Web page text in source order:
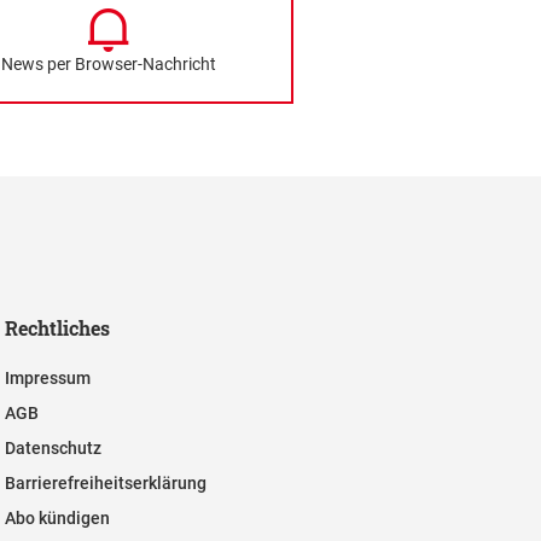
News per Browser-Nachricht
Rechtliches
Impressum
AGB
Datenschutz
Barrierefreiheitserklärung
Abo kündigen